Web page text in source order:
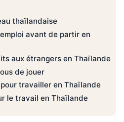
thaïlandaise
avant de partir en
aux étrangers en Thaïlande
de jouer
travailler en Thaïlande
le travail en Thaïlande